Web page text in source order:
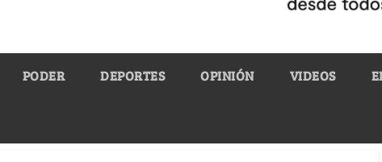
PODER DEPORTES OPINIÓN VIDEOS